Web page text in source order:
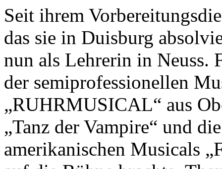
Seit ihrem
das sie in Duisburg
nun als Lehrerin in Neuss.
der semiprofessionellen
„RUHRMUSICAL“ aus
„Tanz der Vampire“ und
amerikanischen Musicals